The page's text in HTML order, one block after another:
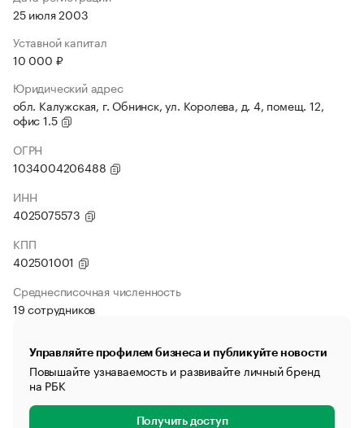
25 июля 2003
Уставной капитал
10 000 ₽
Юридический адрес
обл. Калужская, г. Обнинск, ул. Королева, д. 4, помещ. 12,
офис 1.5
ОГРН
1034004206488
ИНН
4025075573
КПП
402501001
Среднесписочная численность
19 сотрудников
Управляйте профилем бизнеса и публикуйте новости
Повышайте узнаваемость и развивайте личный бренд
на РБК
Получить доступ